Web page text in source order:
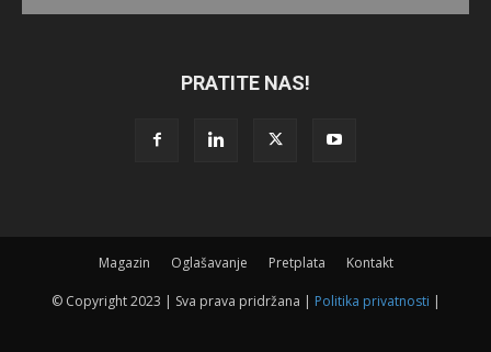
PRATITE NAS!
Magazin Oglašavanje Pretplata Kontakt
© Copyright 2023 | Sva prava pridržana | Politika privatnosti |